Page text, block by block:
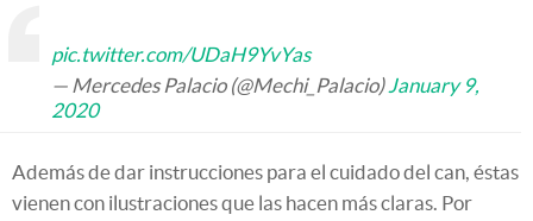
pic.twitter.com/UDaH9YvYas
— Mercedes Palacio (@Mechi_Palacio)January 9,
2020
Además de dar instrucciones para el cuidado del can, éstas
vienen con ilustraciones que las hacen más claras. Por